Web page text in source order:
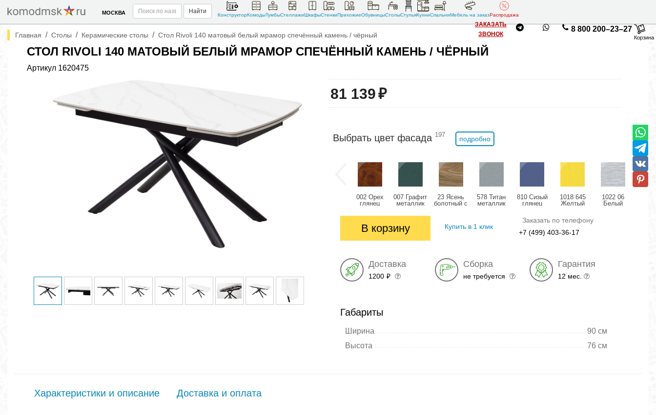
МОСКВА Найти
КонструкторКомодыТумбыСтеллажиШкафыСтенкиПрихожиеОбувницыСтолыСтульяКухниСпальниМебель на заказРаспродажа
ЗАКАЗАТЬ
ЗВОНОК
8 800 200–23–27
Корзина
Главная / Столы / Керамические столы / Стол Rivoli 140 матовый белый мрамор спечённый камень / чёрный
СТОЛ RIVOLI 140 МАТОВЫЙ БЕЛЫЙ МРАМОР СПЕЧЁННЫЙ КАМЕНЬ / ЧЁРНЫЙ
Артикул 1620475
81 139₽
Выбрать цвет фасада 197
подробно
002 Орех
глянец
007 Графит
металлик
23 Ясень
болотный с
578 Титан
металлик
810 Сизый
глянец
1018 645
Желтый
глянец
1022 06
Белый
В корзину Купить в 1 клик
Заказать по телефону
+7 (499) 403-36-17
Доставка
1200 ₽
Сборка
не требуется
Гарантия
12 мес.
Габариты
Ширина
90 см
Высота
76 см
Характеристики и описание Доставка и оплата